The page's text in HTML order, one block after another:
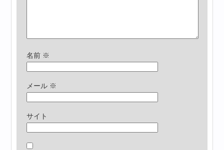
名前 ※
メール ※
サイト